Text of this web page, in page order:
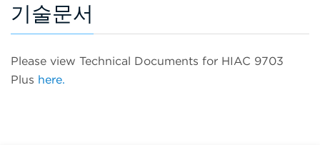
기술문서
Please view Technical Documents for HIAC 9703
Plus here.